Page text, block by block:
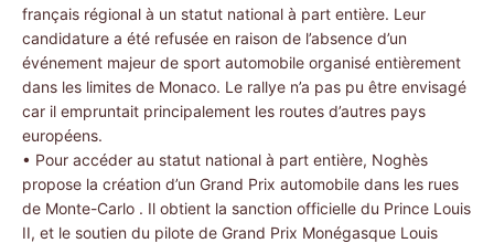
français régional à un statut national à part entière. Leur
candidature a été refusée en raison de l’absence d’un
événement majeur de sport automobile organisé entièrement
dans les limites de Monaco. Le rallye n’a pas pu être envisagé
car il empruntait principalement les routes d’autres pays
européens.
• Pour accéder au statut national à part entière, Noghès
propose la création d’un Grand Prix automobile dans les rues
de Monte-Carlo . Il obtient la sanction officielle du Prince Louis
II, et le soutien du pilote de Grand Prix Monégasque Louis